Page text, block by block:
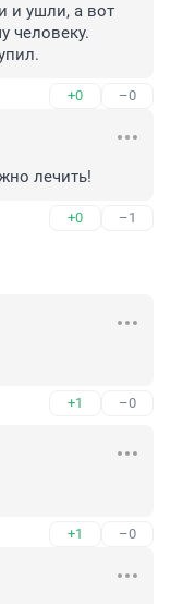
и ушли, а вот
человеку.
+0 –0
лечить!
+0 –1
+1 –0
+1 –0